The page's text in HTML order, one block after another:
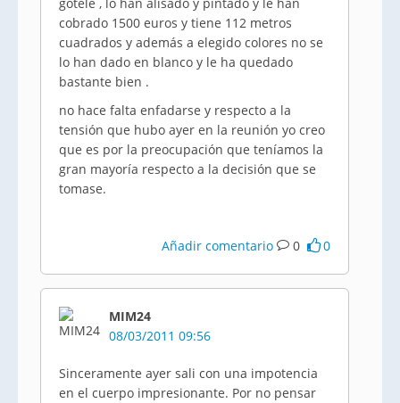
cobrado 1500 euros y tiene 112 metros
cuadrados y además a elegido colores no se
lo han dado en blanco y le ha quedado
bastante bien .
no hace falta enfadarse y respecto a la
tensión que hubo ayer en la reunión yo creo
que es por la preocupación que teníamos la
gran mayoría respecto a la decisión que se
tomase.
Añadir comentario 0 0
MIM24
08/03/2011 09:56
Sinceramente ayer sali con una impotencia
en el cuerpo impresionante. Por no pensar